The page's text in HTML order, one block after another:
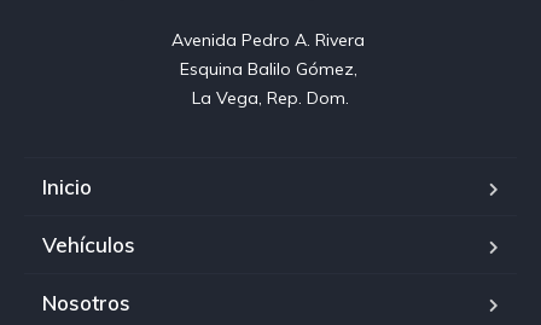
Avenida Pedro A. Rivera
Esquina Balilo Gómez,
La Vega, Rep. Dom.
Inicio
Vehículos
Nosotros